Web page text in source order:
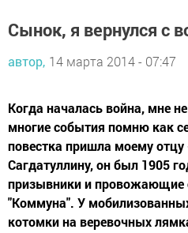
Сынок, я вернулся с
автор, 14 марта 2014 - 07:47
Когда началась война, мне
многие события помню как
повестка пришла моему отцу
Сагдатуллину, он был 1905
призывники и провожающие
"Коммуна". У
котомки на веревочных